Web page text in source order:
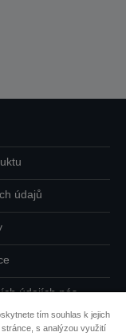
údajů
údajích nás
tím souhlas k jejich
s analýzou využití